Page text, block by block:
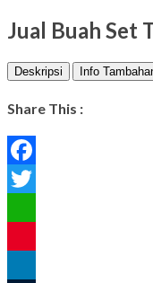
Jual Buah Set
Deskripsi Info
Share This :
Facebook